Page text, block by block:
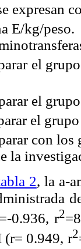
expresan
E/kg/peso.
el
el
el
con los
la
2, la a-
0.936, r2
(r= 0.949, r2